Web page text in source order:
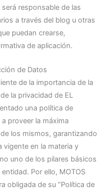
será responsable de las
a través del blog u otras
puedan crearse,
de aplicación.
de Datos
de la importancia de la
la privacidad de EL
una política de
proveer la máxima
los mismos, garantizando
vigente en la materia y
uno de los pilares básicos
Por ello, MOTOS
obligada de su “Política de